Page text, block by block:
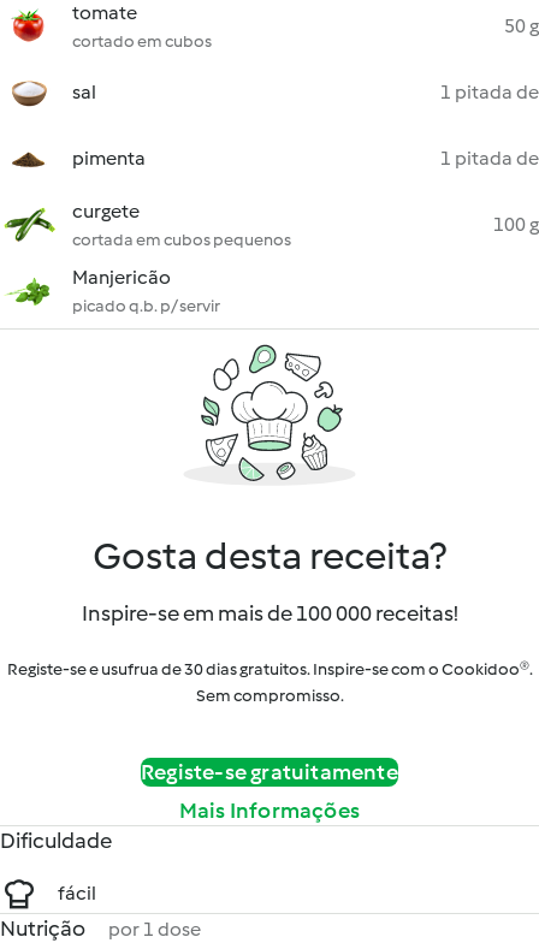
tomate
cortado em cubos
50 g
sal 1 pitada de
pimenta 1 pitada de
curgete
cortada em cubos pequenos
100 g
Manjericão
picado q.b. p/ servir
Gosta desta receita?
Inspire-se em mais de 100 000 receitas!
Registe-se e usufrua de 30 dias gratuitos. Inspire-se com o Cookidoo®.
Sem compromisso.
Registe-se gratuitamente
Mais Informações
Dificuldade
fácil
Nutrição por 1 dose